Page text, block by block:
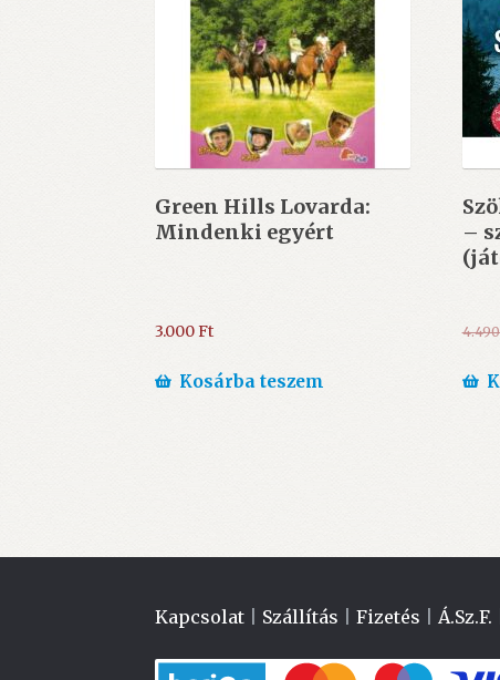
Green Hills Lovarda:
Mindenki egyért
3.000Ft
Kosárba teszem
–
Kapcsolat Szállítás |Fizetés |Á.Sz.F.